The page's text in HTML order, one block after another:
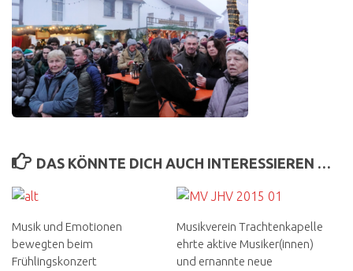
DAS KÖNNTE DICH AUCH INTERESSIEREN …
Musik und Emotionen
bewegten beim
Frühlingskonzert
Musikverein Trachtenkapelle
ehrte aktive Musiker(innen)
und ernannte neue